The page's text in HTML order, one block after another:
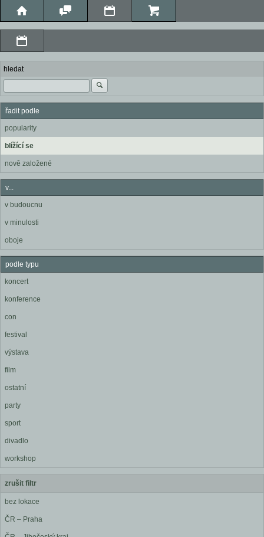
hledat
řadit podle
popularity
blížící se
nově založené
v...
v budoucnu
v minulosti
oboje
podle typu
koncert
konference
con
festival
výstava
film
ostatní
party
sport
divadlo
workshop
zrušit filtr
bez lokace
ČR – Praha